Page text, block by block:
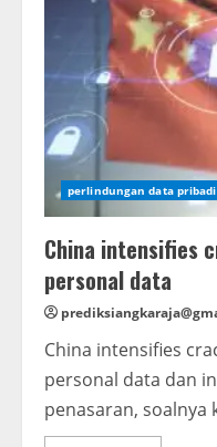
perlindungan data pribadi
China intensifies
personal data
China intensifies
personal data dan
penasaran, soalnya